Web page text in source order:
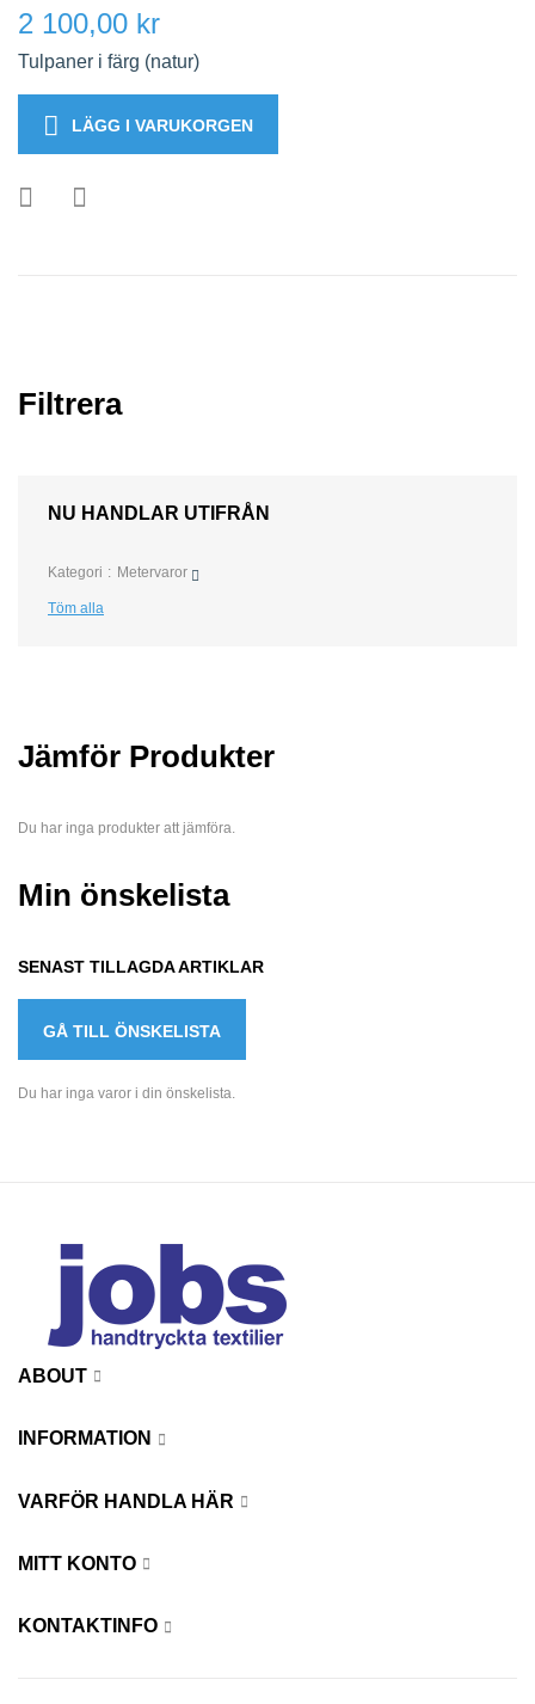
2 100,00 kr
Tulpaner i färg (natur)
LÄGG I VARUKORGEN
Filtrera
NU HANDLAR UTIFRÅN
Kategori Metervaror
Töm alla
Jämför Produkter
Du har inga produkter att jämföra.
Min önskelista
SENAST TILLAGDA ARTIKLAR
GÅ TILL ÖNSKELISTA
Du har inga varor i din önskelista.
ABOUT
INFORMATION
VARFÖR HANDLA HÄR
MITT KONTO
KONTAKTINFO